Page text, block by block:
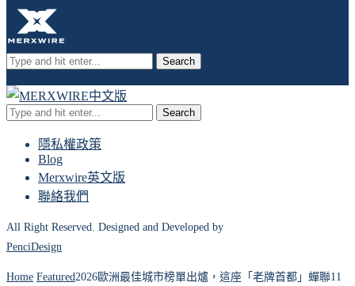
Search
Search
隱私權政策
Blog
Merxwire英文版
聯絡我們
All Right Reserved. Designed and Developed by
PenciDesign
Home Featured2026歐洲最佳城市榜單出爐，這座「老牌首都」蟬聯11